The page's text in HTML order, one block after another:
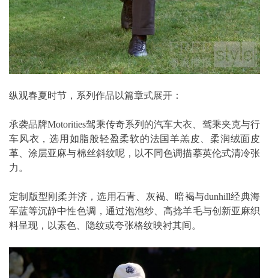
纵观春夏时节，系列作品以篇章式展开：
承袭品牌Motorities驾乘传奇系列的汽车大衣、驾乘夹克与行
车风衣，选用如脂般轻盈柔软的法国羊羔皮、柔润绒面皮
革、涂层亚麻与棉丝斜纹呢，以不同色调描摹英伦式清冷张
力。
定制版型刚柔并济，选用石青、灰褐、暗褐与dunhill经典海
军蓝等沉静中性色调，通过泡泡纱、高捻羊毛与创新亚麻织
料呈现，以素色、隐纹或夸张格纹映衬其间。